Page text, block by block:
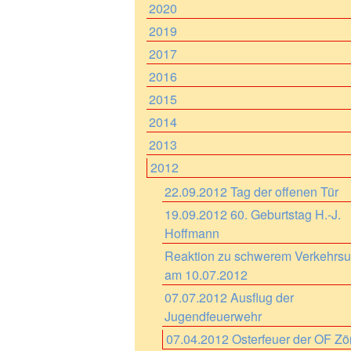
2020
2019
2017
2016
2015
2014
2013
2012
22.09.2012 Tag der offenen Tür
19.09.2012 60. Geburtstag H.-J.
Hoffmann
Reaktion zu schwerem
am 10.07.2012
07.07.2012 Ausflug der
Jugendfeuerwehr
07.04.2012 Osterfeuer der OF